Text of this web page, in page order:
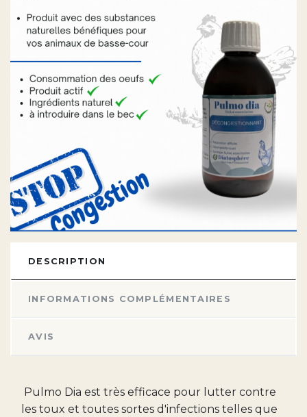
DESCRIPTION
INFORMATIONS COMPLÉMENTAIRES
AVIS
Pulmo Dia est très efficace pour lutter contre
les toux et toutes sortes d'infections telles que